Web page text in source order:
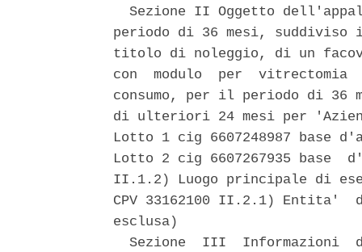
Sezione II Oggetto
periodo di 36 mesi,
titolo di noleggio, di un
con  modulo  per
consumo, per il periodo di 36
di ulteriori 24 mesi per
Lotto 1 cig 6607248987 base
Lotto 2 cig 6607267935 base
II.1.2) Luogo principale di
CPV 33162100 II.2.1) Entita'
esclusa)
Sezione  III  Informazioni